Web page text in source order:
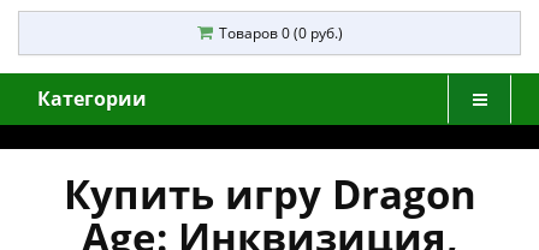
Товаров 0 (0 руб.)
Категории
Купить игру Dragon
Age: Инквизиция,